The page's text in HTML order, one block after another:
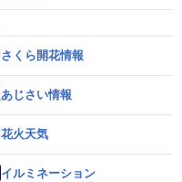
さくら開花情報
あじさい情報
花火天気
イルミネーション